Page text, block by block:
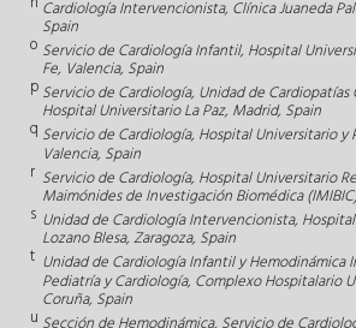
Cardiología Intervencionista, Clínica Juaneda
Spain
o Servicio de Cardiología Infantil, Hospital
Fe, Valencia, Spain
pServicio de Cardiología, Unidad de
Hospital Universitario La Paz, Madrid, Spain
q Servicio de Cardiología, Hospital Universitario y
Valencia, Spain
r Servicio de Cardiología, Hospital Universitario
Maimónides de Investigación Biomédica
s Unidad de Cardiología Intervencionista,
Lozano Blesa, Zaragoza, Spain
t Unidad de Cardiología Infantil y Hemodinámica
Pediatría y Cardiología, Complexo Hospitalario
Coruña, Spain
u